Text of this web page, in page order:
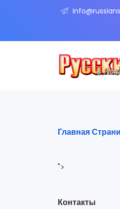
Главная
">
Контакты